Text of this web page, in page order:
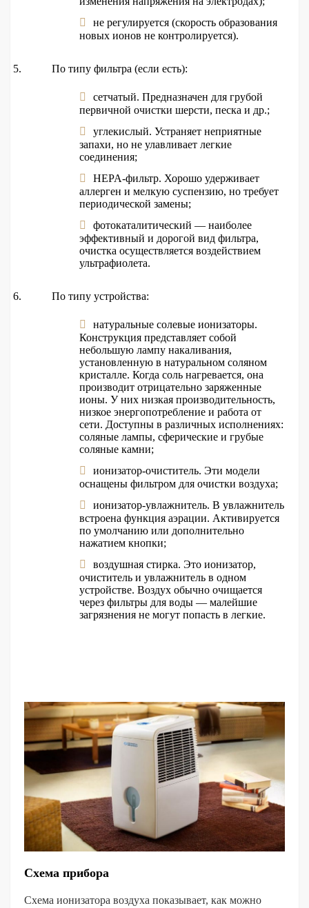
не регулируется (скорость образования
новых ионов не контролируется).
По типу фильтра (если есть):
сетчатый. Предназначен для грубой
первичной очистки шерсти, песка и др.;
углекислый. Устраняет неприятные
запахи, но не улавливает легкие
соединения;
HEPA-фильтр. Хорошо удерживает
аллерген и мелкую суспензию, но требует
периодической замены;
фотокаталитический — наиболее
эффективный и дорогой вид фильтра,
очистка осуществляется воздействием
ультрафиолета.
По типу устройства:
натуральные солевые ионизаторы.
Конструкция представляет собой
небольшую лампу накаливания,
установленную в натуральном соляном
кристалле. Когда соль нагревается, она
производит отрицательно заряженные
ионы. У них низкая производительность,
низкое энергопотребление и работа от
сети. Доступны в различных исполнениях:
соляные лампы, сферические и грубые
соляные камни;
ионизатор-очиститель. Эти модели
оснащены фильтром для очистки воздуха;
ионизатор-увлажнитель. В увлажнитель
встроена функция аэрации. Активируется
по умолчанию или дополнительно
нажатием кнопки;
воздушная стирка. Это ионизатор,
очиститель и увлажнитель в одном
устройстве. Воздух обычно очищается
через фильтры для воды — малейшие
загрязнения не могут попасть в легкие.
Схема прибора
Схема ионизатора воздуха показывает, как можно